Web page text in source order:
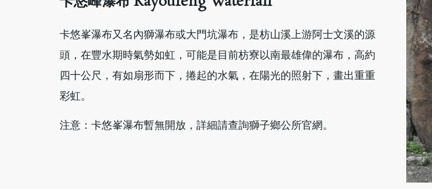
卡悠峯瀑布又名內獅瀑布或大門坑瀑布，是枋山溪上游阿士文溪的源
頭，在豐水期時氣勢如虹，可能是目前枋寮以南最雄偉的瀑布，高約
四十公尺，有如扇形而下，捲起的水氣，在陽光的照射下，畫出重重
彩虹。
注意：卡悠峯瀑布暫無開放，詳細請查詢獅子鄉公所官網。